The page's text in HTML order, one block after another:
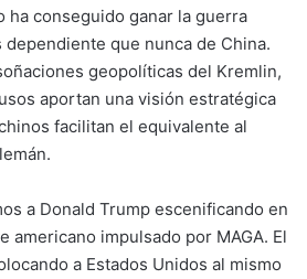
ha conseguido ganar la guerra
dependiente que nunca de China.
geopolíticas del Kremlin,
aportan una visión estratégica
facilitan el equivalente al
a Donald Trump escenificando en
americano impulsado por MAGA. El
a Estados Unidos al mismo